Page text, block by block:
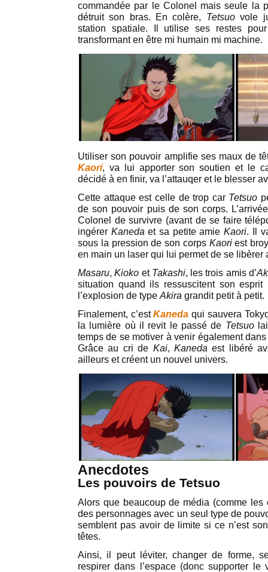
commandée par le Colonel mais seule la
détruit son bras. En colère, Tetsuovole
station spatiale. Il utilise ses restes
transformant en être mi humain mi machine.
Utiliser son pouvoir amplifie ses maux de
Kaori, va lui apporter son soutien et le
décidé à en finir, va l’attauqer et le blesser
Cette attaque est celle de trop car Tetsuo
de son pouvoir puis de son corps.
Colonel de survivre (avant de se faire
ingérer Kaneda et sa petite amieKaori. Il
sous la pression de son corps Kaoriest
en main un laser qui lui permet de se libèrer
Masaru,Kioko et Takashi, les trois amis d’
situation quand ils ressuscitent son
l’explosion de type Akira grandit petit à petit.
Finalement, c’estKaneda qui sauvera
la lumière où il revit le passé de Tetsuo
temps de se motiver à venir également
Grâce au cri de Kai, Kaneda est libéré
ailleurs et créent un nouvel univers.
Anecdotes
Les pouvoirs de Tetsuo
Alors que beaucoup de média (comme
des personnages avec un seul type de
semblent pas avoir de limite si ce n’est
têtes.
Ainsi, il peut léviter, changer de forme,
respirer dans l’espace (donc supporter